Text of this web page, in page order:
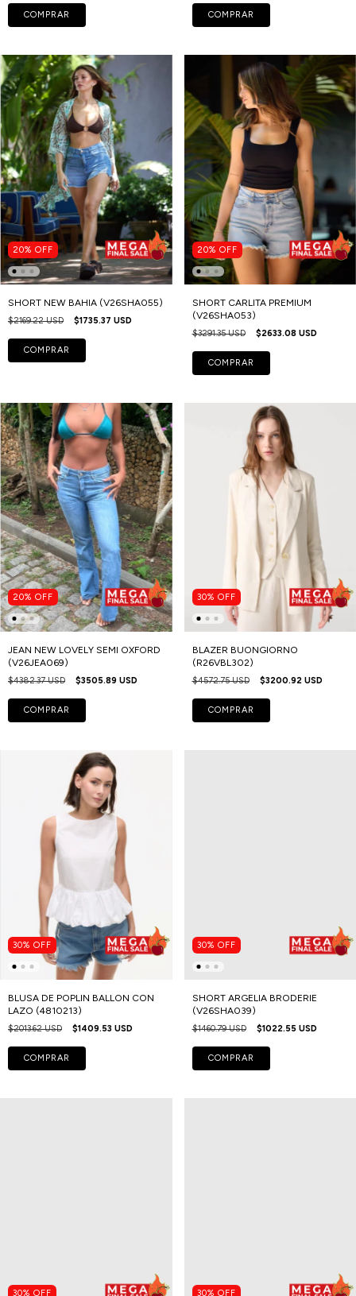
COMPRAR COMPRAR
20% OFF
SHORT NEW BAHIA (V26SHA055)
$2169.22 USD $1735.37 USD
COMPRAR
20% OFF
SHORT CARLITA PREMIUM
(V26SHA053)
$3291.35 USD $2633.08 USD
COMPRAR
20% OFF
JEAN NEW LOVELY SEMI OXFORD
(V26JEA069)
$4382.37 USD $3505.89 USD
COMPRAR
30% OFF
BLAZER BUONGIORNO
(R26VBL302)
$4572.75 USD $3200.92 USD
COMPRAR
30% OFF
BLUSA DE POPLIN BALLON CON
LAZO (4810213)
$2013.62 USD $1409.53 USD
COMPRAR
30% OFF
SHORT ARGELIA BRODERIE
(V26SHA039)
$1460.79 USD $1022.55 USD
COMPRAR
30% OFF 30% OFF